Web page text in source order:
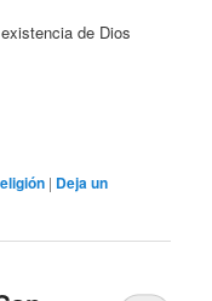
de Dios
| Deja un